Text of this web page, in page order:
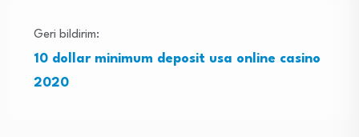
Geri bildirim:
10 dollar minimum deposit usa online casino
2020